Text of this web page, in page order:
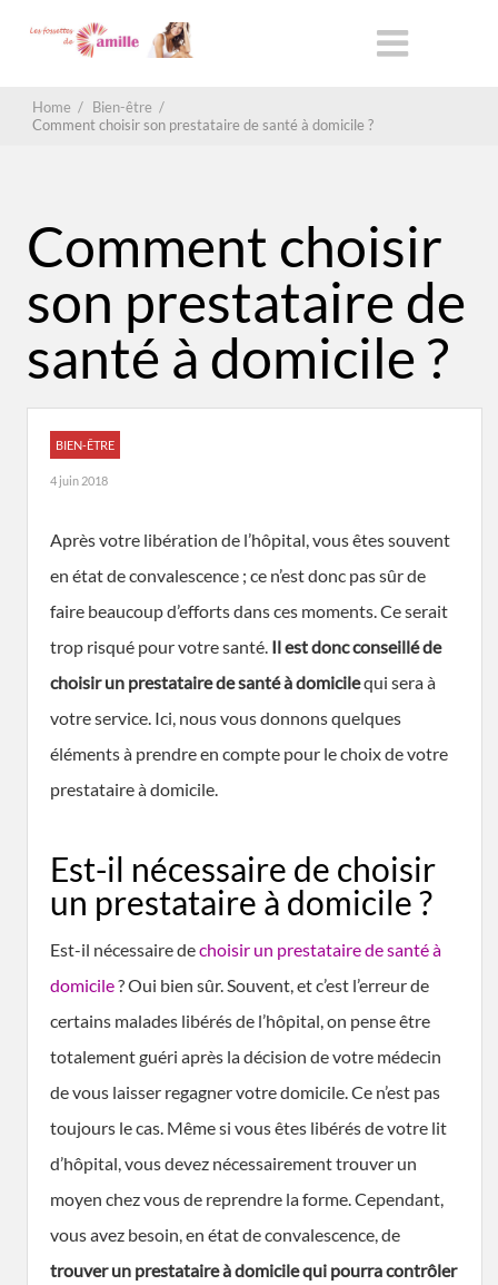
Home / Bien-être /
Comment choisir son prestataire de santé à domicile ?
Comment choisir
son prestataire de
santé à domicile ?
BIEN-ÊTRE
4 juin 2018
Après votre libération de l’hôpital, vous êtes souvent
en état de convalescence ; ce n’est donc pas sûr de
faire beaucoup d’efforts dans ces moments. Ce serait
trop risqué pour votre santé. Il est donc conseillé de
choisir un prestataire de santé à domicilequi sera à
votre service. Ici, nous vous donnons quelques
éléments à prendre en compte pour le choix de votre
prestataire à domicile.
Est-il nécessaire de choisir
un prestataire à domicile ?
Est-il nécessaire dechoisir un prestataire de santé à
domicile? Oui bien sûr. Souvent, et c’est l’erreur de
certains malades libérés de l’hôpital, on pense être
totalement guéri après la décision de votre médecin
de vous laisser regagner votre domicile. Ce n’est pas
toujours le cas. Même si vous êtes libérés de votre lit
d’hôpital, vous devez nécessairement trouver un
moyen chez vous de reprendre la forme. Cependant,
vous avez besoin, en état de convalescence, de
trouver un prestataire à domicile qui pourra contrôler